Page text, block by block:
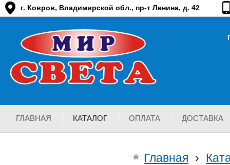
г. Ковров, Владимирской обл., пр-т Ленина, д. 42
ГЛАВНАЯ КАТАЛОГ ОПЛАТА ДОСТАВКА
Главная ›